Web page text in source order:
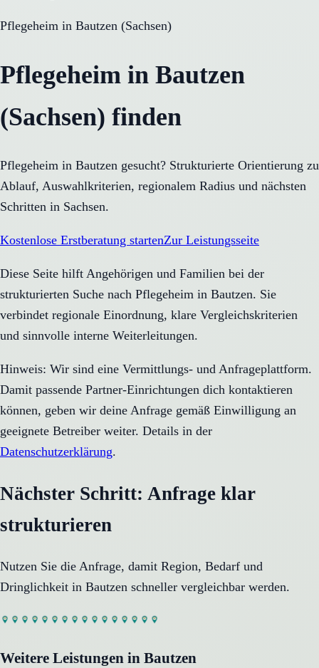
Pflegeheim in Bautzen (Sachsen)
Pflegeheim in Bautzen
(Sachsen) finden
Pflegeheim in Bautzen gesucht? Strukturierte Orientierung zu
Ablauf, Auswahlkriterien, regionalem Radius und nächsten
Schritten in Sachsen.
Kostenlose Erstberatung startenZur Leistungsseite
Diese Seite hilft Angehörigen und Familien bei der
strukturierten Suche nach Pflegeheim in Bautzen. Sie
verbindet regionale Einordnung, klare Vergleichskriterien
und sinnvolle interne Weiterleitungen.
Hinweis: Wir sind eine Vermittlungs- und Anfrageplattform.
Damit passende Partner-Einrichtungen dich kontaktieren
können, geben wir deine Anfrage gemäß Einwilligung an
geeignete Betreiber weiter. Details in der
Datenschutzerklärung.
Nächster Schritt: Anfrage klar
strukturieren
Nutzen Sie die Anfrage, damit Region, Bedarf und
Dringlichkeit in Bautzen schneller vergleichbar werden.
Weitere Leistungen in Bautzen